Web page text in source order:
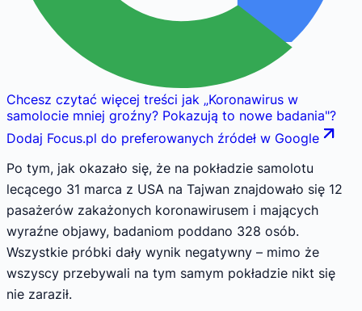
Chcesz czytać więcej treści jak „Koronawirus w
samolocie mniej groźny? Pokazują to nowe badania"?
Dodaj Focus.pl do preferowanych źródeł w Google
Po tym, jak okazało się, że na pokładzie samolotu
lecącego 31 marca z USA na Tajwan znajdowało się 12
pasażerów zakażonych koronawirusem i mających
wyraźne objawy, badaniom poddano 328 osób.
Wszystkie próbki dały wynik negatywny – mimo że
wszyscy przebywali na tym samym pokładzie nikt się
nie zaraził.